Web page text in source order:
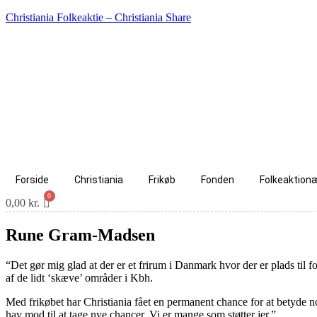
Christiania Folkeaktie – Christiania Share
Forside Christiania Frikøb Fonden
0,00 kr.
Rune Gram-Madsen
“Det gør mig glad at der er et frirum i Danmark hvor der er plads til
af de lidt ‘skæve’ områder i Kbh.
Med frikøbet har Christiania fået en permanent chance for at
hav mod til at tage nye chancer. Vi er mange som støtter jer.”